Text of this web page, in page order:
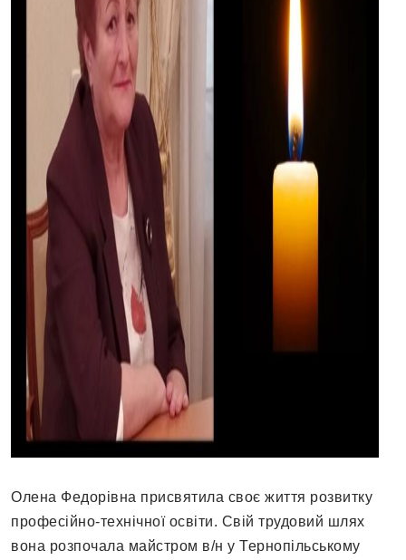
Олена Федорівна присвятила своє життя розвитку
професійно-технічної освіти. Свій трудовий шлях
вона розпочала майстром в/н у Тернопільському